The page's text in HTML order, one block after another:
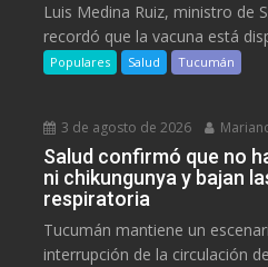
Luis Medina Ruiz, ministro de
recordó que la vacuna está
Populares Salud Tucumán
3 de agosto de 2026
Salud confirmó que no
ni chikungunya y bajan
respiratoria
Tucumán mantiene un
interrupción de la circulación